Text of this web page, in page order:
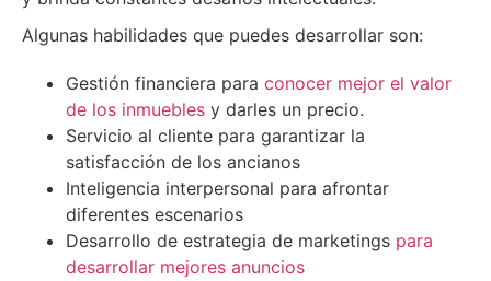
Algunas habilidades que puedes desarrollar son:
Gestión financiera para conocer mejor el valor
de los inmuebles y darles un precio.
Servicio al cliente para garantizar la
satisfacción de los ancianos
Inteligencia interpersonal para afrontar
diferentes escenarios
Desarrollo de estrategia de marketings para
desarrollar mejores anuncios